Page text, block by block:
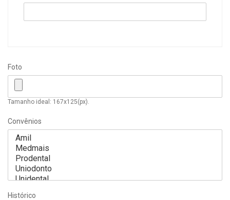
Foto
Tamanho ideal: 167x125(px).
Convênios
Histórico